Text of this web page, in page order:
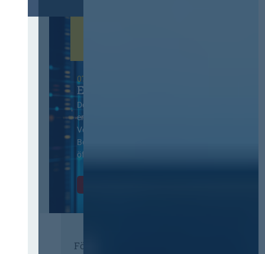
07. Oktober 2026 in Berlin
EVB-IT Thementag
Der Thementag für die
ergänzenden
Vertragsbedingungen von IT-
Beschaffung in der
öffentlichen Verwaltung
Förderer